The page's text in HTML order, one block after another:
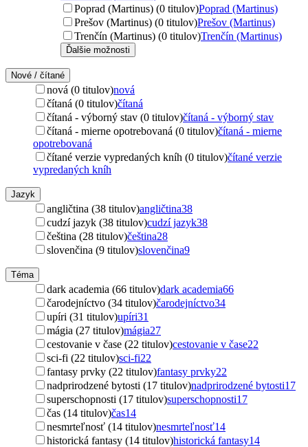
Poprad (Martinus) (0 titulov)Poprad (Martinus)
Prešov (Martinus) (0 titulov)Prešov (Martinus)
Trenčín (Martinus) (0 titulov)Trenčín (Martinus)
Ďalšie možnosti
Nové / čítané
nová (0 titulov)nová
čítaná (0 titulov)čítaná
čítaná - výborný stav (0 titulov)čítaná - výborný stav
čítaná - mierne opotrebovaná (0 titulov)čítaná - mierne
opotrebovaná
čítané verzie vypredaných kníh (0 titulov)čítané verzie
vypredaných kníh
Jazyk
angličtina (38 titulov)angličtina38
cudzí jazyk (38 titulov)cudzí jazyk38
čeština (28 titulov)čeština28
slovenčina (9 titulov)slovenčina9
Téma
dark academia (66 titulov)dark academia66
čarodejníctvo (34 titulov)čarodejníctvo34
upíri (31 titulov)upíri31
mágia (27 titulov)mágia27
cestovanie v čase (22 titulov)cestovanie v čase22
sci-fi (22 titulov)sci-fi22
fantasy prvky (22 titulov)fantasy prvky22
nadprirodzené bytosti (17 titulov)nadprirodzené bytosti17
superschopnosti (17 titulov)superschopnosti17
čas (14 titulov)čas14
nesmrteľnosť (14 titulov)nesmrteľnosť14
historická fantasy (14 titulov)historická fantasy14